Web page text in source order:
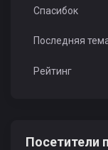
Спасибок
Последняя
Рейтинг
Посетители